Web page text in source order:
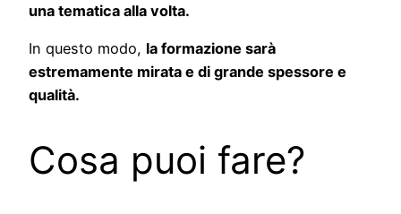
una tematica alla volta.
In questo modo, la formazione sarà
estremamente mirata e di grande spessore e
qualità.
Cosa puoi fare?